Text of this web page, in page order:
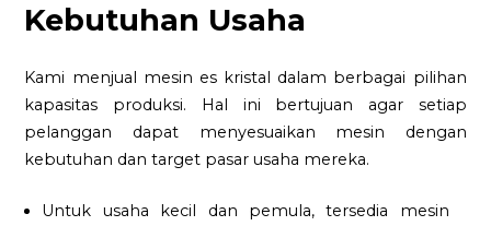
Kebutuhan Usaha
Kami menjual mesin es kristal dalam berbagai pilihan
kapasitas produksi. Hal ini bertujuan agar setiap
pelanggan dapat menyesuaikan mesin dengan
kebutuhan dan target pasar usaha mereka.
Untuk usaha kecil dan pemula, tersedia mesin